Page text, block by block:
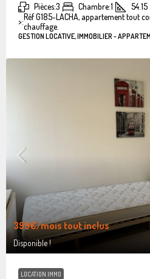
Pièces:3 Chambre:1 54.15
>:Réf G185-LACHA, appartement tout
chauffage.
GESTION LOCATIVE, IMMOBILIER -
399€/mois tout inclus
Disponible !
LOCATION IMMO